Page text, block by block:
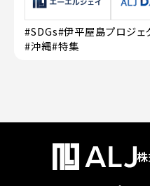
#SDGs#伊平屋島プロジェ
#沖縄#特集